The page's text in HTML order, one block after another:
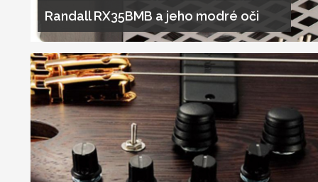
Randall RX35BMB a jeho modré oči